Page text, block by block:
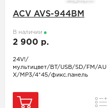
ACV AVS-944BM
В наличии
2 900 р.
24V!/
мультицвет/BT/USB/SD/FM/AU
X/MP3/4*45/фикс.панель